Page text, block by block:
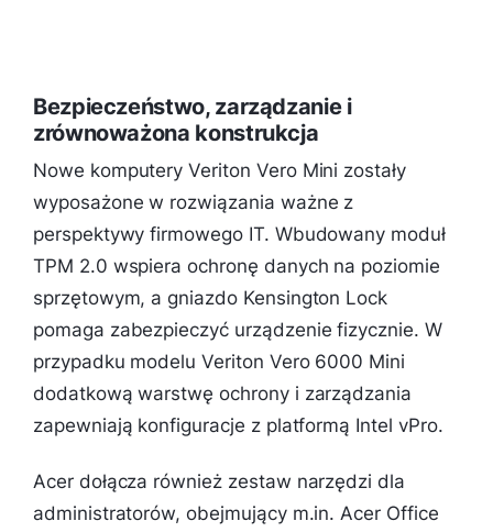
Bezpieczeństwo, zarządzanie i
zrównoważona konstrukcja
Nowe komputery Veriton Vero Mini zostały
wyposażone w rozwiązania ważne z
perspektywy firmowego IT. Wbudowany moduł
TPM 2.0 wspiera ochronę danych na poziomie
sprzętowym, a gniazdo Kensington Lock
pomaga zabezpieczyć urządzenie fizycznie. W
przypadku modelu Veriton Vero 6000 Mini
dodatkową warstwę ochrony i zarządzania
zapewniają konfiguracje z platformą Intel vPro.
Acer dołącza również zestaw narzędzi dla
administratorów, obejmujący m.in. Acer Office